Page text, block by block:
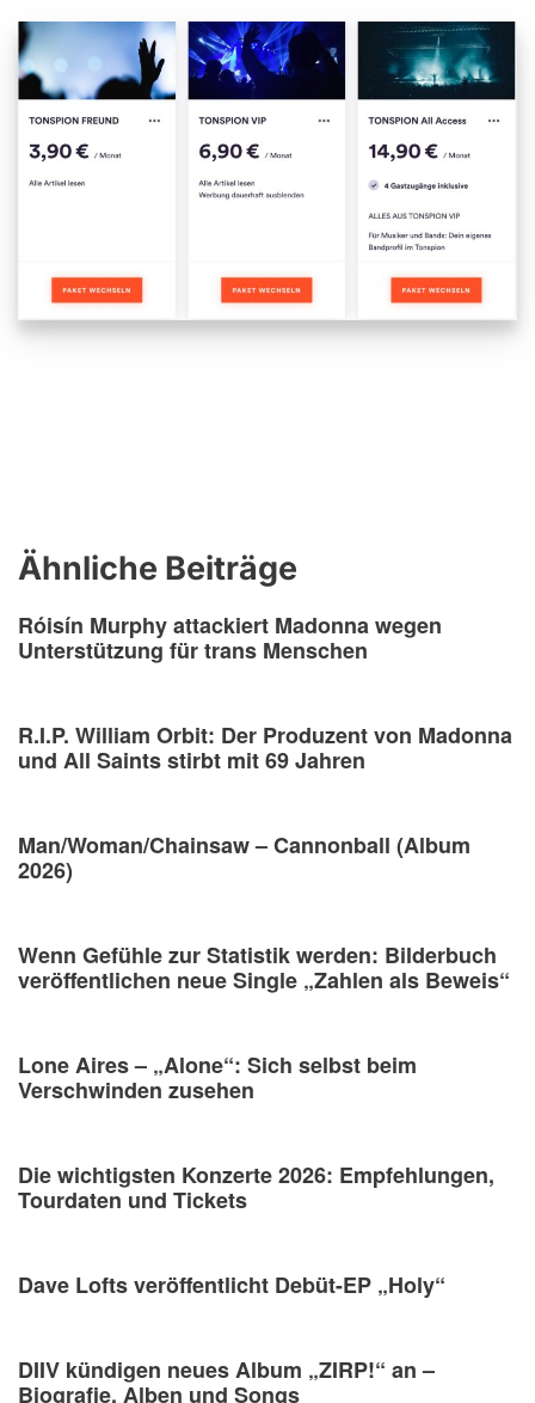
Ähnliche Beiträge
Róisín Murphy attackiert Madonna wegen
Unterstützung für trans Menschen
R.I.P. William Orbit: Der Produzent von Madonna
und All Saints stirbt mit 69 Jahren
Man/Woman/Chainsaw – Cannonball (Album
2026)
Wenn Gefühle zur Statistik werden: Bilderbuch
veröffentlichen neue Single „Zahlen als Beweis“
Lone Aires – „Alone“: Sich selbst beim
Verschwinden zusehen
Die wichtigsten Konzerte 2026: Empfehlungen,
Tourdaten und Tickets
Dave Lofts veröffentlicht Debüt-EP „Holy“
DIIV kündigen neues Album „ZIRP!“ an –
Biografie, Alben und Songs